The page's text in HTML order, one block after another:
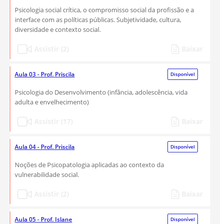
Psicologia social crítica, o compromisso social da profissão e a
interface com as políticas públicas. Subjetividade, cultura,
diversidade e contexto social.
Aula 03 - Prof. Priscila Disponível
Psicologia do Desenvolvimento (infância, adolescência, vida
adulta e envelhecimento)
Aula 04 - Prof. Priscila Disponível
Noções de Psicopatologia aplicadas ao contexto da
vulnerabilidade social.
Aula 05 - Prof. Islane Disponível